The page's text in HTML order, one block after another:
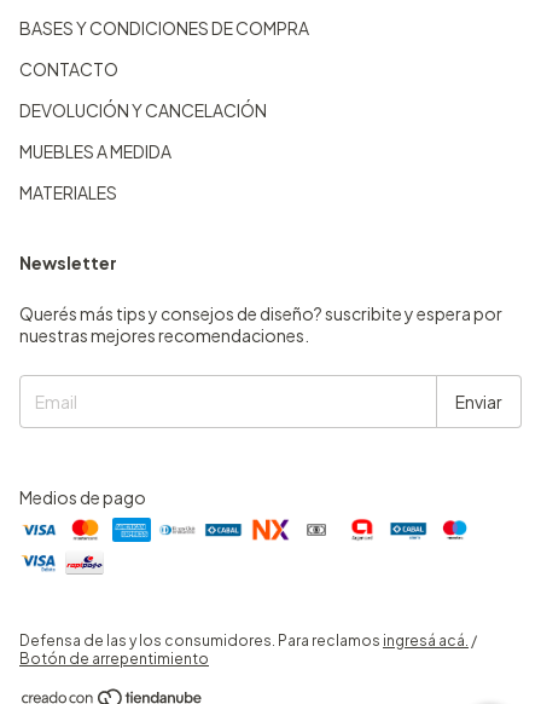
BASES Y CONDICIONES DE COMPRA
CONTACTO
DEVOLUCIÓN Y CANCELACIÓN
MUEBLES A MEDIDA
MATERIALES
Newsletter
Querés más tips y consejos de diseño? suscribite y espera por
nuestras mejores recomendaciones.
Medios de pago
Defensa de las y los consumidores. Para reclamos ingresá acá. /
Botón de arrepentimiento